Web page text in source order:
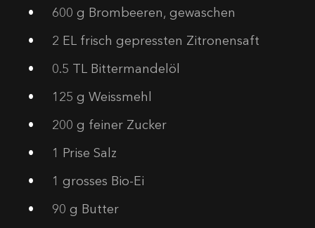
600 g Brombeeren, gewaschen
2 EL frisch gepressten Zitronensaft
0.5 TL Bittermandelöl
125 g Weissmehl
200 g feiner Zucker
1 Prise Salz
1 grosses Bio-Ei
90 g Butter